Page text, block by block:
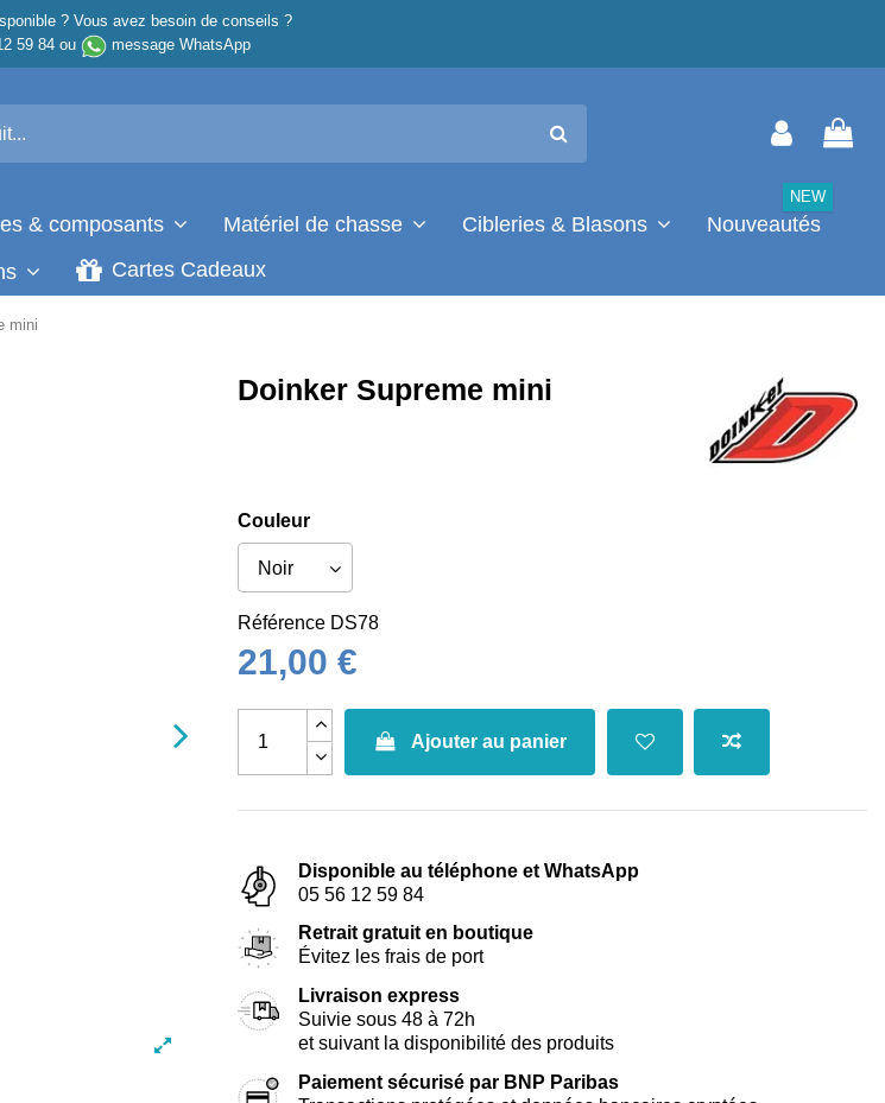
? Vous avez besoin de conseils ?
59 84ou message WhatsApp
& composants Matériel de chasse Cibleries & Blasons Nouveautés
NEW
Cartes Cadeaux
mini
Doinker Supreme mini
Couleur
Référence DS78
21,00 €
Ajouter au panier
Disponible au téléphone et WhatsApp
05 56 12 59 84
Retrait gratuit en boutique
Évitez les frais de port
Livraison express
Suivie sous 48 à 72h
et suivant la disponibilité des produits
Paiement sécurisé par BNP Paribas